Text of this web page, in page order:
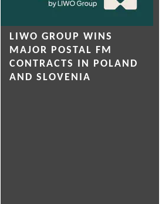
LIWO GROUP WINS
MAJOR POSTAL FM
CONTRACTS IN POLAND
AND SLOVENIA